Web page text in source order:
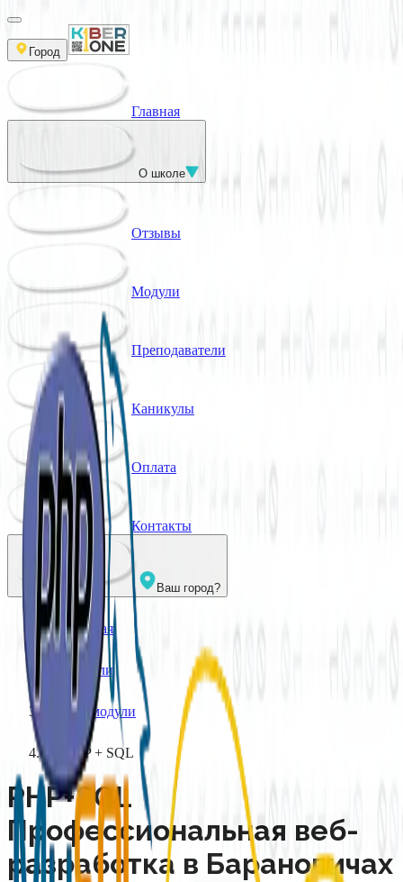
Город
Главная
О школе
Отзывы
Модули
Преподаватели
Каникулы
Оплата
Контакты
Ваш город?
Главная
/
Модули
Все модули
PHP + SQL
PHP+SQL
Профессиональная веб-
разработка в Барановичах